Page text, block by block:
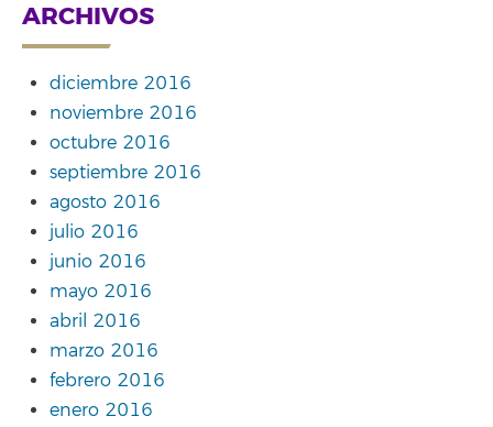
ARCHIVOS
diciembre 2016
noviembre 2016
octubre 2016
septiembre 2016
agosto 2016
julio 2016
junio 2016
mayo 2016
abril 2016
marzo 2016
febrero 2016
enero 2016